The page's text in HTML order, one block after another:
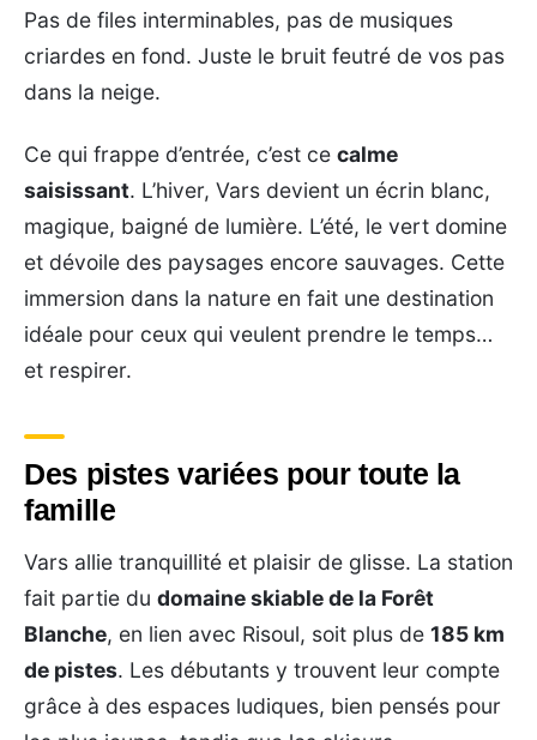
Pas de files interminables, pas de musiques
criardes en fond. Juste le bruit feutré de vos pas
dans la neige.
Ce qui frappe d’entrée, c’est ce calme
saisissant. L’hiver, Vars devient un écrin blanc,
magique, baigné de lumière. L’été, le vert domine
et dévoile des paysages encore sauvages. Cette
immersion dans la nature en fait une destination
idéale pour ceux qui veulent prendre le temps…
et respirer.
Des pistes variées pour toute la
famille
Vars allie tranquillité et plaisir de glisse. La station
fait partie du domaine skiable de la Forêt
Blanche, en lien avec Risoul, soit plus de 185 km
de pistes. Les débutants y trouvent leur compte
grâce à des espaces ludiques, bien pensés pour